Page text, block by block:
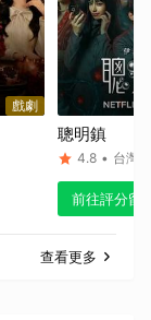
戲劇
聰明鎮
4.8 • 台灣
前往評分留
查看更多